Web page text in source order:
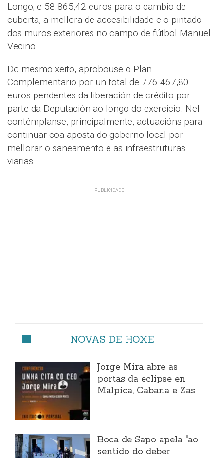
Longo; e 58.865,42 euros para o cambio de
cuberta, a mellora de accesibilidade e o pintado
dos muros exteriores no campo de fútbol Manuel
Vecino.
Do mesmo xeito, aprobouse o Plan
Complementario por un total de 776.467,80
euros pendentes da liberación de crédito por
parte da Deputación ao longo do exercicio. Nel
contémplanse, principalmente, actuacións para
continuar coa aposta do goberno local por
mellorar o saneamento e as infraestruturas
viarias.
NOVAS DE HOXE
Jorge Mira abre as
portas da eclipse en
Malpica, Cabana e Zas
Boca de Sapo apela "ao
sentido do deber